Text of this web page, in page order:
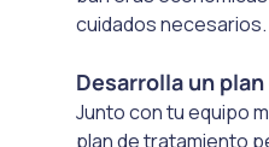
cuidados necesarios.
Desarrolla un
Junto con tu equipo
plan de tratamiento